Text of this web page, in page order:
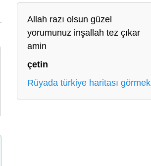
Allah razı olsun güzel
yorumunuz inşallah tez çıkar
amin
çetin
Rüyada türkiye haritası görmek